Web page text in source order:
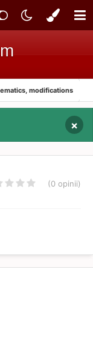
modifications
×
(0 opinii)